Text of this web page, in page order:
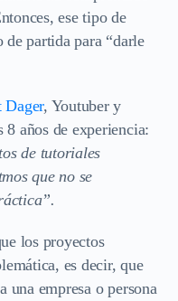
ese tipo de
de partida para “darle
Dager, Youtuber y
años de experiencia:
de tutoriales
que no se
los proyectos
es decir, que
una empresa o persona